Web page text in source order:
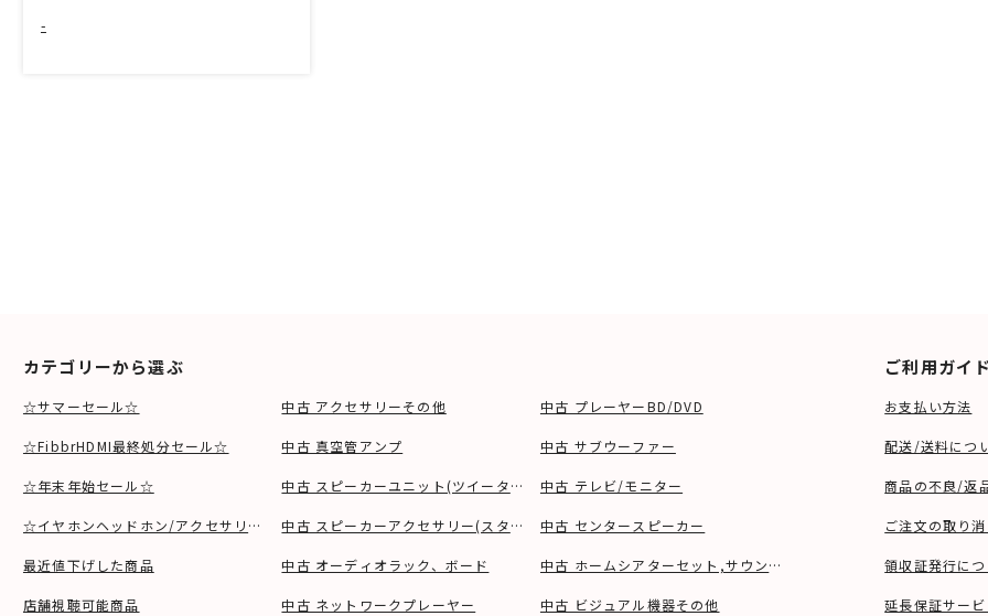
-
カテゴリーから選ぶ
☆サマーセール☆
☆FibbrHDMI最終処分セール☆
☆年末年始セール☆
☆イヤホンヘッドホン/アクセサリSALE☆
最近値下げした商品
店舗視聴可能商品
中古 アクセサリーその他
中古 真空管アンプ
中古 スピーカーユニット(ツイーター、ウーファー等)
中古 スピーカーアクセサリー(スタンド等)
中古 オーディオラック、ボード
中古 ネットワークプレーヤー
中古 プレーヤーBD/DVD
中古 サブウーファー
中古 テレビ/モニター
中古 センタースピーカー
中古 ホームシアターセット,サウンドバー
中古 ビジュアル機器その他
ご利用ガイ
お支払い方法
配送/送料につ
商品の不良/返
ご注文の取り
領収証発行に
延長保証サー